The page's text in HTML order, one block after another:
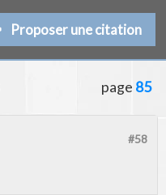
Proposer une citation
page 85
#58